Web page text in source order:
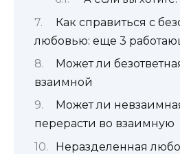
Как справиться с
любовью: еще 3
Может ли
взаимной
Может ли
перерасти во взаимную
Неразделенная